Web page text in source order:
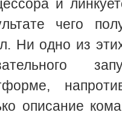
и
чего
Ни одно из
описание